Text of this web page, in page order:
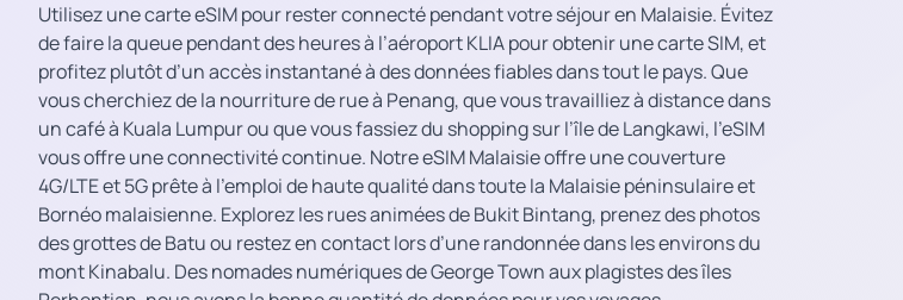
Utilisez une carte eSIM pour rester connecté pendant votre séjour en Malaisie. Évitez
de faire la queue pendant des heures à l’aéroport KLIA pour obtenir une carte SIM, et
profitez plutôt d’un accès instantané à des données fiables dans tout le pays. Que
vous cherchiez de la nourriture de rue à Penang, que vous travailliez à distance dans
un café à Kuala Lumpur ou que vous fassiez du shopping sur l’île de Langkawi, l’eSIM
vous offre une connectivité continue. Notre eSIM Malaisie offre une couverture
4G/LTE et 5G prête à l’emploi de haute qualité dans toute la Malaisie péninsulaire et
Bornéo malaisienne. Explorez les rues animées de Bukit Bintang, prenez des photos
des grottes de Batu ou restez en contact lors d’une randonnée dans les environs du
mont Kinabalu. Des nomades numériques de George Town aux plagistes des îles